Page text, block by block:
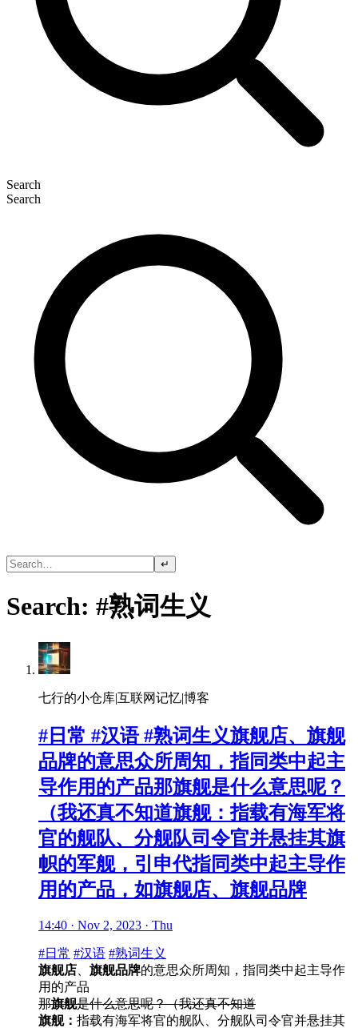
Search
Search
↵
Search: #熟词生义
七行的小仓库|互联网记忆|博客
#日常 #汉语 #熟词生义旗舰店、旗舰
品牌的意思众所周知，指同类中起主
导作用的产品那旗舰是什么意思呢？
（我还真不知道旗舰：指载有海军将
官的舰队、分舰队司令官并悬挂其旗
帜的军舰，引申代指同类中起主导作
用的产品，如旗舰店、旗舰品牌
14:40 · Nov 2, 2023 · Thu
#日常 #汉语 #熟词生义
旗舰店
旗舰品牌的意思众所周知，指同类中起主导作
用的产品
那旗舰是什么意思呢？（我还真不知道
旗舰： 指载有海军将官的舰队、分舰队司令官并悬挂其